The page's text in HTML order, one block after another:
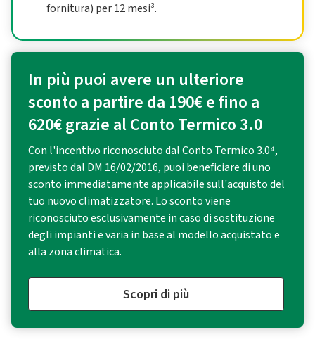
fornitura) per 12 mesi³.
In più puoi avere un ulteriore
sconto a partire da 190€ e fino a
620€ grazie al Conto Termico 3.0
Con l'incentivo riconosciuto dal Conto Termico 3.0⁴,
previsto dal DM 16/02/2016, puoi beneficiare di uno
sconto immediatamente applicabile sull'acquisto del
tuo nuovo climatizzatore. Lo sconto viene
riconosciuto esclusivamente in caso di sostituzione
degli impianti e varia in base al modello acquistato e
alla zona climatica.
Scopri di più